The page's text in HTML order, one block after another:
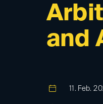
and
11. Feb.